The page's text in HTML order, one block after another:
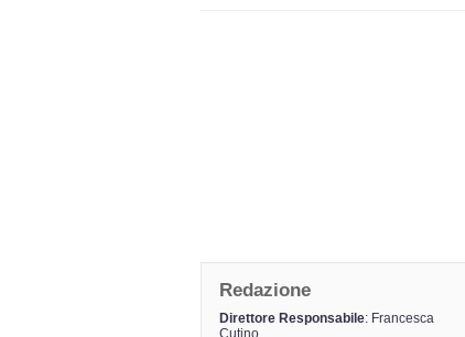
Redazione
Direttore Responsabile: Francesca
Cutino